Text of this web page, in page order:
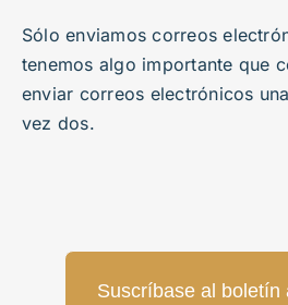
Sólo enviamos correos
tenemos algo importante que
enviar correos electrónicos
vez dos.
Suscríbase al boletín